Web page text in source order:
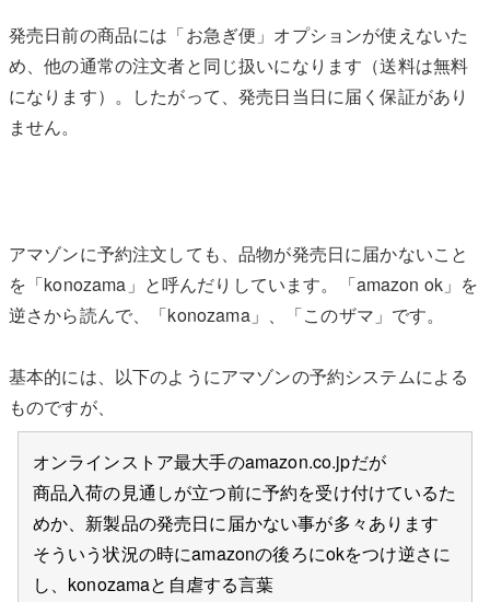
発売日前の商品には「お急ぎ便」オプションが使えないた
め、他の通常の注文者と同じ扱いになります（送料は無料
になります）。したがって、発売日当日に届く保証があり
ません。
アマゾンに予約注文しても、品物が発売日に届かないこと
を「konozama」と呼んだりしています。「amazon ok」を
逆さから読んで、「konozama」、「このザマ」です。
基本的には、以下のようにアマゾンの予約システムによる
ものですが、
オンラインストア最大手のamazon.co.jpだが
商品入荷の見通しが立つ前に予約を受け付けているた
めか、新製品の発売日に届かない事が多々あります
そういう状況の時にamazonの後ろにokをつけ逆さに
し、konozamaと自虐する言葉